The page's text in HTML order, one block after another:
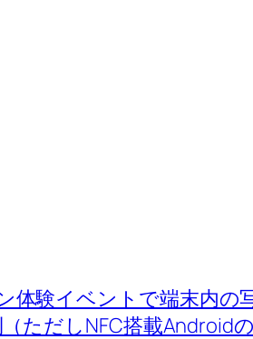
体験イベントで端末内の
ただしNFC搭載Androidの